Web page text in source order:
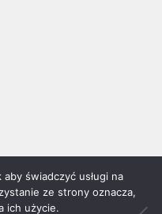
Zalas
świadczyć usługi na
ze strony oznacza,
ich użycie.